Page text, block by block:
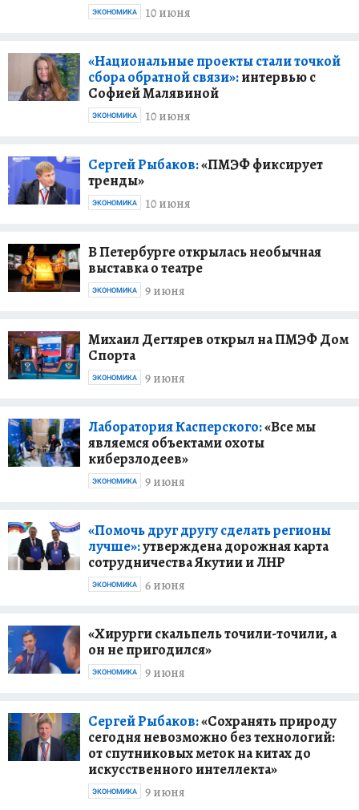
10 июня
ЭКОНОМИКА
«Национальные проекты стали точкой
сбора обратной связи»:интервью с
Софией Малявиной
10 июня
ЭКОНОМИКА
Сергей Рыбаков:«ПМЭФ фиксирует
тренды»
10 июня
ЭКОНОМИКА
В Петербурге открылась необычная
выставка о театре
9 июня
ЭКОНОМИКА
Михаил Дегтярев открыл на ПМЭФ Дом
Спорта
9 июня
ЭКОНОМИКА
Лаборатория Касперского:«Все мы
являемся объектами охоты
киберзлодеев»
9 июня
ЭКОНОМИКА
«Помочь друг другу сделать регионы
лучше»:утверждена дорожная карта
сотрудничества Якутии и ЛНР
6 июня
ЭКОНОМИКА
«Хирурги скальпель точили-точили, а
он не пригодился»
9 июня
ЭКОНОМИКА
Сергей Рыбаков:«Сохранять природу
сегодня невозможно без технологий:
от спутниковых меток на китах до
искусственного интеллекта»
9 июня
ЭКОНОМИКА